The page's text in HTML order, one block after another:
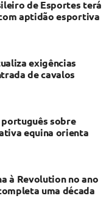
de Esportes terá
aptidão esportiva
exigências
de cavalos
sobre
equina orienta
à Revolution no ano
uma década